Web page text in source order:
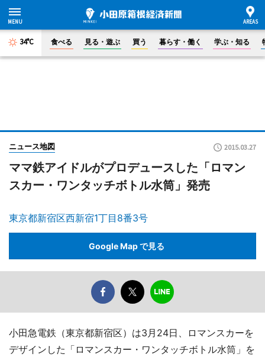
34°C 食べる 見る・遊ぶ 買う 暮らす・働く 学ぶ・知る
ニュース地図 2015.03.27
ママ鉄アイドルがプロデュースした「ロマン
スカー・ワンタッチボトル水筒」発売
東京都新宿区西新宿1丁目8番3号
Google Map で見る
小田急電鉄（東京都新宿区）は3月24日、ロマンスカーを
デザインした「ロマンスカー・ワンタッチボトル水筒」を